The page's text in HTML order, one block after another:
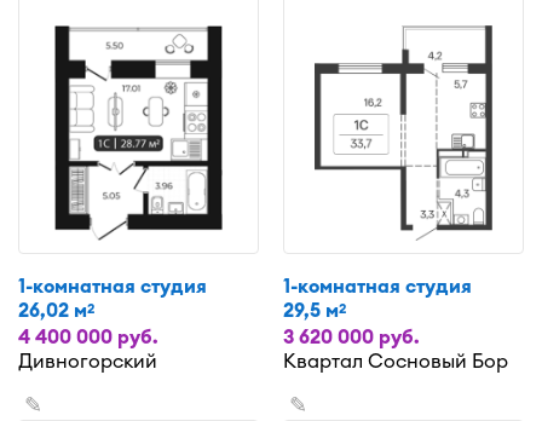
1-комнатная студия
26,02 м2
4 400 000 руб.
Дивногорский
1-комнатная студия
29,5 м2
3 620 000 руб.
Квартал Сосновый Бор
✎ ✎